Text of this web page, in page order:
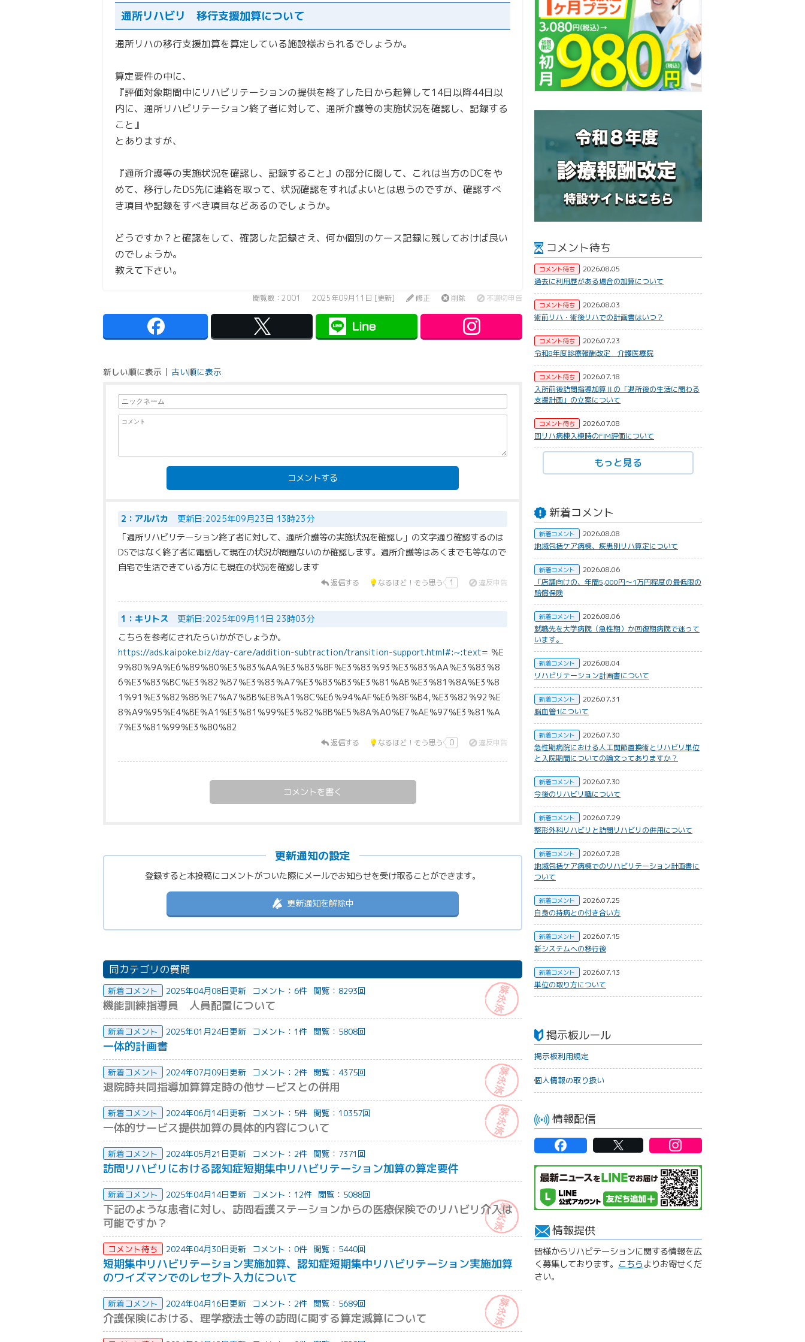
通所リハビリ 移行支援加算について
通所リハの移行支援加算を算定している施設様おられるでしょうか。
算定要件の中に、
『評価対象期間中にリハビリテーションの提供を終了した日から起算して14日以降44日以
内に、通所リハビリテーション終了者に対して、通所介護等の実施状況を確認し、記録する
こと』
とありますが、
『通所介護等の実施状況を確認し、記録すること』の部分に関して、これは当方のDCをや
めて、移行したDS先に連絡を取って、状況確認をすればよいとは思うのですが、確認すべ
き項目や記録をすべき項目などあるのでしょうか。
どうですか？と確認をして、確認した記録さえ、何か個別のケース記録に残しておけば良い
のでしょうか。
教えて下さい。
閲覧数：2001 2025年09月11日 [更新] 修正 削除 不適切申告
新しい順に表示 古い順に表示
コメントする
2：アルパカ
更新日:2025年09月23日 13時23分
「通所リハビリテーション終了者に対して、通所介護等の実施状況を確認し」の文字通り確認するのは
DSではなく終了者に電話して現在の状況が問題ないのか確認します。通所介護等はあくまでも等なので
自宅で生活できている方にも現在の状況を確認します
返信する なるほど！そう思う 1 違反申告
1：キリトス
更新日:2025年09月11日 23時03分
こちらを参考にされたらいかがでしょうか。
https://ads.kaipoke.biz/day-care/addition-subtraction/transition-support.html#:~:text= ％E
9％80％9A％E6％89％80％E3％83％AA％E3％83％8F％E3％83％93％E3％83％AA％E3％83％8
6％E3％83％BC％E3％82％B7％E3％83％A7％E3％83％B3％E3％81％AB％E3％81％8A％E3％8
1％91％E3％82％8B％E7％A7％BB％E8％A1％8C％E6％94％AF％E6％8F％B4,％E3％82％92％E
8％A9％95％E4％BE％A1％E3％81％99％E3％82％8B％E5％8A％A0％E7％AE％97％E3％81％A
7％E3％81％99％E3％80％82
返信する なるほど！そう思う 0 違反申告
コメントを書く
更新通知の設定
登録すると本投稿にコメントがついた際にメールでお知らせを受け取ることができます。
更新通知を解除中
同カテゴリの質問
新着コメント 2025年04月08日更新 コメント：6件 閲覧：8293回
機能訓練指導員 人員配置について
新着コメント 2025年01月24日更新 コメント：1件 閲覧：5808回
一体的計画書
新着コメント 2024年07月09日更新 コメント：2件 閲覧：4375回
退院時共同指導加算算定時の他サービスとの併用
新着コメント 2024年06月14日更新 コメント：5件 閲覧：10357回
一体的サービス提供加算の具体的内容について
新着コメント 2024年05月21日更新 コメント：2件 閲覧：7371回
訪問リハビリにおける認知症短期集中リハビリテーション加算の算定要件
新着コメント 2025年04月14日更新 コメント：12件 閲覧：5088回
下記のような患者に対し、訪問看護ステーションからの医療保険でのリハビリ介入は
可能ですか？
コメント待ち 2024年04月30日更新 コメント：0件 閲覧：5440回
短期集中リハビリテーション実施加算、認知症短期集中リハビリテーション実施加算
のワイズマンでのレセプト入力について
新着コメント 2024年04月16日更新 コメント：2件 閲覧：5689回
介護保険における、理学療法士等の訪問に関する算定減算について
コメント待ち
コメント待ち
2026.08.05
過去に利用歴がある場合の加算について
コメント待ち
2026.08.03
術前リハ・術後リハでの計画書はいつ？
コメント待ち
2026.07.23
令和8年度診療報酬改定 介護医療院
コメント待ち
2026.07.18
入所前後訪問指導加算Ⅱの「退所後の生活に関わる
支援計画」の立案について
コメント待ち
2026.07.08
回リハ病棟入棟時のFIM評価について
もっと見る
新着コメント
新着コメント
2026.08.08
地域包括ケア病棟、疾患別リハ算定について
新着コメント
2026.08.06
​「店舗向けの、年間5,000円〜1万円程度の最低限の
賠償保険
新着コメント
2026.08.06
就職先を大学病院（急性期）か回復期病院で迷って
います。
新着コメント
2026.08.04
リハビリテーション計画書について
新着コメント
2026.07.31
脳血管1について
新着コメント
2026.07.30
急性期病院における人工関節置換術とリハビリ単位
と入院期間についての論文ってありますか？
新着コメント
2026.07.30
今後のリハビリ職について
新着コメント
2026.07.29
整形外科リハビリと訪問リハビリの併用について
新着コメント
2026.07.28
地域包括ケア病棟でのリハビリテーション計画書に
ついて
新着コメント
2026.07.25
自身の持病との付き合い方
新着コメント
2026.07.15
新システムへの移行後
新着コメント
2026.07.13
単位の取り方について
掲示板ルール
掲示板利用規定
個人情報の取り扱い
情報配信
情報提供
皆様からリハビテーションに関する情報を広
く募集しております。 こちらよりお寄せくだ
さい。